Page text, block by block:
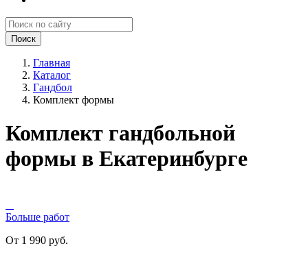
Поиск
Главная
Каталог
Гандбол
Комплект формы
Комплект гандбольной
формы в Екатеринбурге
Больше работ
От 1 990 руб.